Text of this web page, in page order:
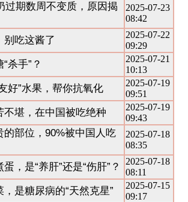
过期数周不变质，原因揭
2025-07-23
08:42
别吃这酱了
2025-07-22
09:29
杀手”？
2025-07-21
10:13
好”水果，帮你抗氧化
2025-07-19
09:51
不堪，在中国被吃绝种
2025-07-19
09:43
的部位，90%被中国人吃
2025-07-18
08:35
，是“养肝”还是“伤肝”？
2025-07-18
08:11
是糖尿病的“天然克星”
2025-07-15
09:17